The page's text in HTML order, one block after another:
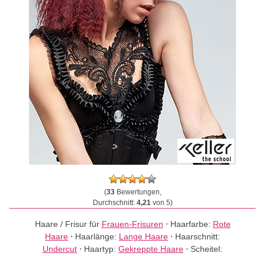
(33Bewertungen,
Durchschnitt: 4,21von 5)
Haare / Frisur für Frauen-Frisuren ⋅ Haarfarbe: Rote
Haare ⋅ Haarlänge: Lange Haare ⋅ Haarschnitt:
Undercut ⋅ Haartyp: Gekreppte Haare ⋅ Scheitel: